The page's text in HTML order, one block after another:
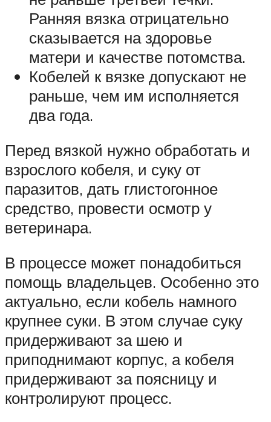
Ранняя вязка отрицательно
сказывается на здоровье
матери и качестве потомства.
Кобелей к вязке допускают не
раньше, чем им исполняется
два года.
Перед вязкой нужно обработать и
взрослого кобеля, и суку от
паразитов, дать глистогонное
средство, провести осмотр у
ветеринара.
В процессе может понадобиться
помощь владельцев. Особенно это
актуально, если кобель намного
крупнее суки. В этом случае суку
придерживают за шею и
приподнимают корпус, а кобеля
придерживают за поясницу и
контролируют процесс.